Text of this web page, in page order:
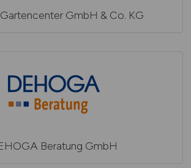
GmbH & Co. KG
Beratung GmbH